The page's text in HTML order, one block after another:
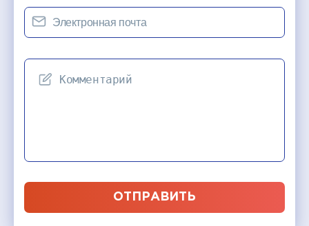
ОТПРАВИТЬ